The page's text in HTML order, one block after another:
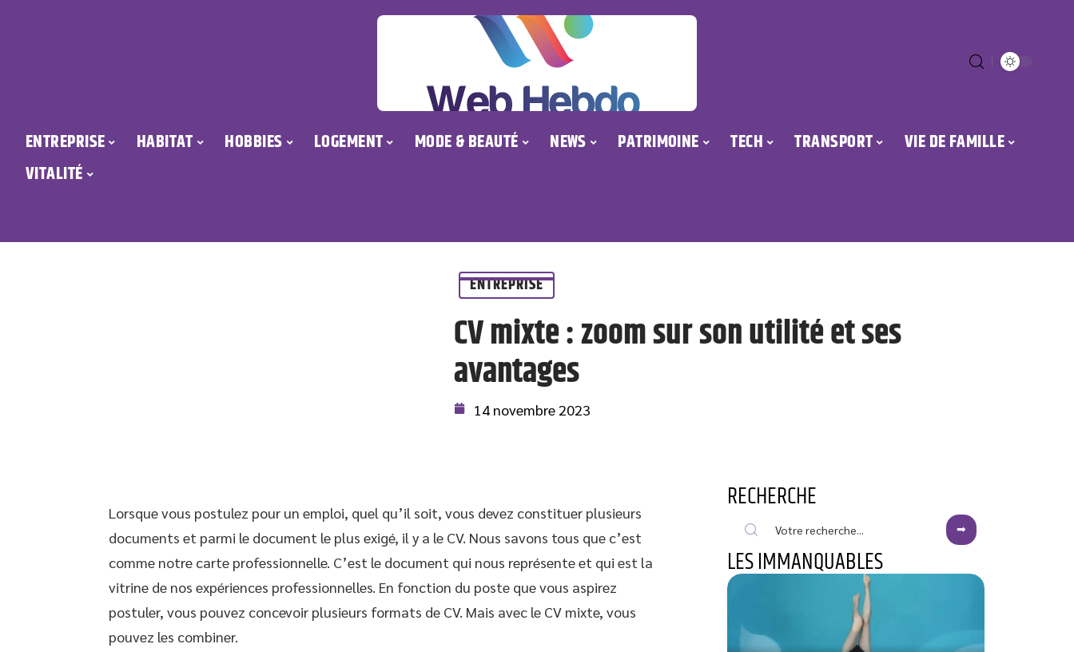
ENTREPRISE HABITAT HOBBIES LOGEMENT MODE & BEAUTÉ NEWS PATRIMOINE TECH TRANSPORT
VIE DE FAMILLE
VITALITÉ
ENTREPRISE
CV mixte : zoom sur son utilité et ses
avantages
14 novembre 2023
Lorsque vous postulez pour un emploi, quel qu’il soit, vous devez constituer plusieurs
documents et parmi le document le plus exigé, il y a le CV. Nous savons tous que c’est
comme notre carte professionnelle. C’est le document qui nous représente et qui est la
vitrine de nos expériences professionnelles. En fonction du poste que vous aspirez
postuler, vous pouvez concevoir plusieurs formats de CV. Mais avec le CV mixte, vous
pouvez les combiner.
RECHERCHE
LES IMMANQUABLES